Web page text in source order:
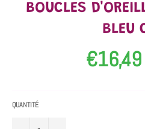
BOUCLES
BLEU
Prix
régulier
€16,49
QUANTITÉ